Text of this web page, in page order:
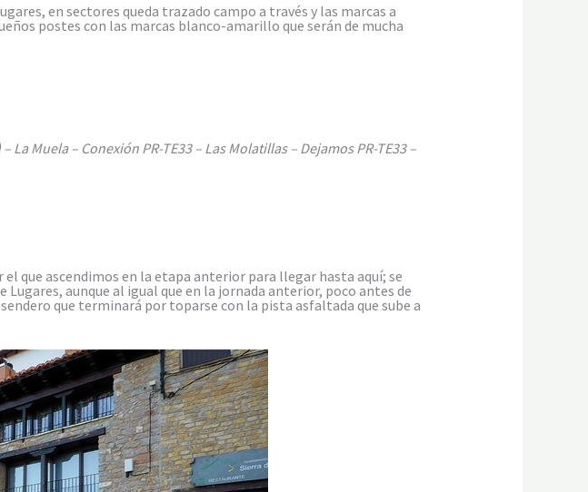
en sectores queda trazado campo a través y las marcas a
postes con las marcas blanco-amarillo que serán de mucha
Muela – Conexión PR-TE33 – Las Molatillas – Dejamos PR-TE33 –
que ascendimos en la etapa anterior para llegar hasta aquí; se
aunque al igual que en la jornada anterior, poco antes de
que terminará por toparse con la pista asfaltada que sube a